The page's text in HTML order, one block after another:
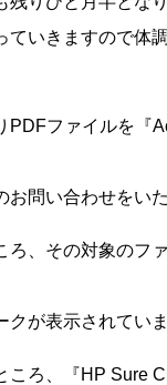
ていきますので体
PDFファイルを『
お問い合わせをい
ろ、その対象のフ
クが表示されていま
ころ、『HP Sure